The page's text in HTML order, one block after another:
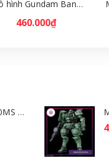
Mô hình Gundam Bandai HGGQ Zaku 1/144 – MSG GQuuuuuuX [GDB] [BHG]
460.000₫
Mô hình Bandai 30MS Tiasha (Dahlia Wear) [Color B] [GDB] [30MS]